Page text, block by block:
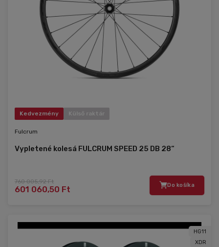
Kedvezmény Külső raktár
Fulcrum
Vypletené kolesá FULCRUM SPEED 25 DB 28“
760 005,92 Ft
601 060,50 Ft Do košíka
HG11
XDR